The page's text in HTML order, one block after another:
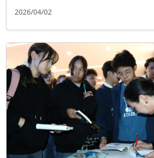
2026/04/02